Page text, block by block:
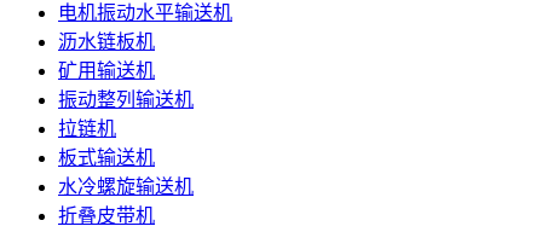
电机振动水平输送机
沥水链板机
矿用输送机
振动整列输送机
拉链机
板式输送机
水冷螺旋输送机
折叠皮带机